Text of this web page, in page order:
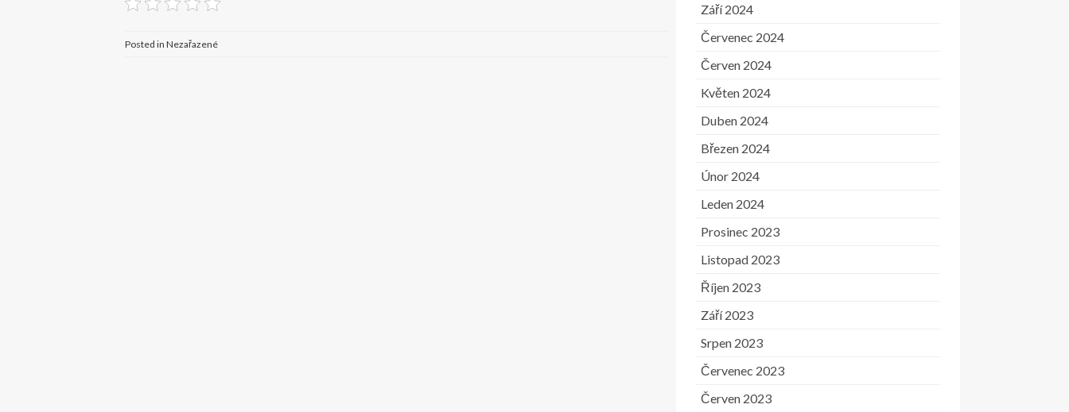
Posted in Nezařazené
Září 2024
Červenec 2024
Červen 2024
Květen 2024
Duben 2024
Březen 2024
Únor 2024
Leden 2024
Prosinec 2023
Listopad 2023
Říjen 2023
Září 2023
Srpen 2023
Červenec 2023
Červen 2023